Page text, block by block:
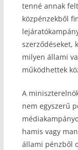
tenné annak
közpénzekből
szerződéseket,
milyen állami
működhettek
A
nem egyszerű
hamis vagy
állami pénzből